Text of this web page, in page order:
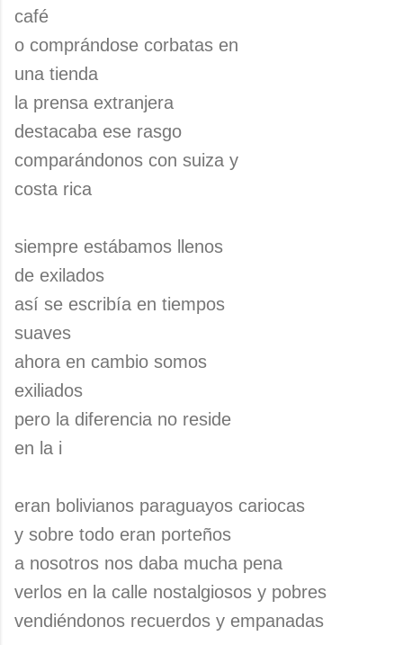
café
o comprándose corbatas en
una tienda
la prensa extranjera
destacaba ese rasgo
comparándonos con suiza y
costa rica
siempre estábamos llenos
de exilados
así se escribía en tiempos
suaves
ahora en cambio somos
exiliados
pero la diferencia no reside
en la i
eran bolivianos paraguayos cariocas
y sobre todo eran porteños
a nosotros nos daba mucha pena
verlos en la calle nostalgiosos y pobres
vendiéndonos recuerdos y empanadas